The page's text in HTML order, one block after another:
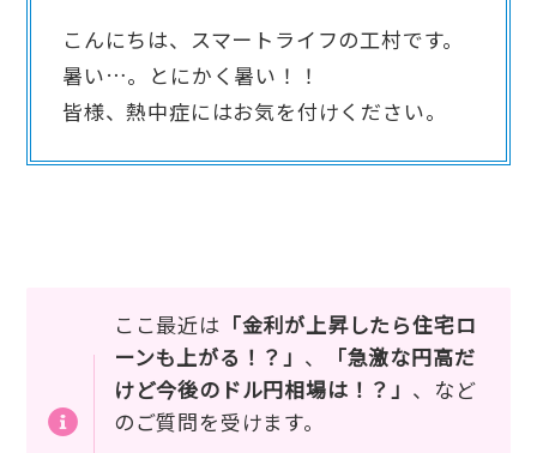
こんにちは、スマートライフの工村です。
暑い…。とにかく暑い！！
皆様、熱中症にはお気を付けください。
ここ最近は 「金利が上昇したら住宅ロ
ーンも上がる！？」 、
「急激な円高だ
けど今後のドル円相場は！？」 、など
のご質問を受けます。